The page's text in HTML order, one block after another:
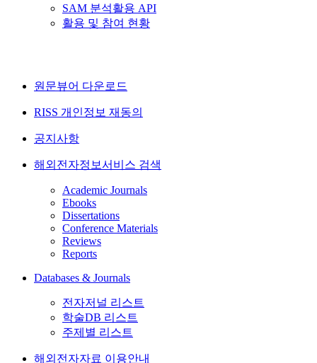
SAM 분석활용 API
활용 및 참여 현황
원문뷰어 다운로드
RISS 개인정보 재동의
공지사항
해외전자정보서비스 검색
Academic Journals
Ebooks
Dissertations
Conference Materials
Reviews
Reports
Databases & Journals
전자저널 리스트
학술DB 리스트
주제별 리스트
해외전자자료 이용안내